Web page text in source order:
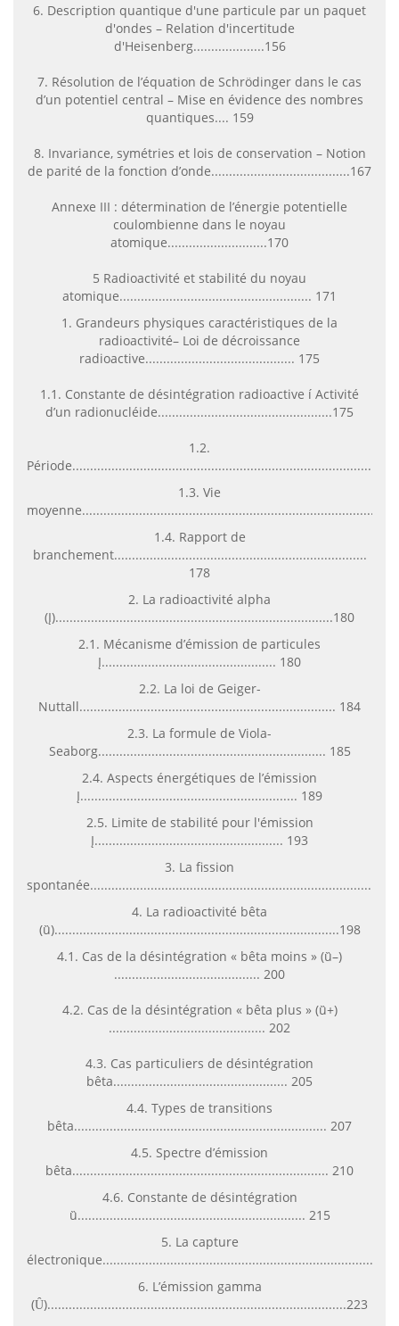
6. Description quantique d'une particule par un paquet
d'ondes – Relation d'incertitude
d'Heisenberg....................156
7. Résolution de l’équation de Schrödinger dans le cas
d’un potentiel central – Mise en évidence des nombres
quantiques.... 159
8. Invariance, symétries et lois de conservation – Notion
de parité de la fonction d’onde.......................................167
Annexe III : détermination de l’énergie potentielle
coulombienne dans le noyau
atomique............................170
5 Radioactivité et stabilité du noyau
atomique...................................................... 171
1. Grandeurs physiques caractéristiques de la
radioactivité– Loi de décroissance
radioactive.......................................... 175
1.1. Constante de désintégration radioactive í Activité
d’un radionucléide.................................................175
1.2.
1.3. Vie
1.4. Rapport de
branchement.......................................................................
178
2. La radioactivité alpha
(Į)..............................................................................180
2.1. Mécanisme d’émission de particules
Į................................................. 180
2.2. La loi de Geiger-
Nuttall........................................................................ 184
2.3. La formule de Viola-
Seaborg................................................................ 185
2.4. Aspects énergétiques de l’émission
Į............................................................. 189
2.5. Limite de stabilité pour l'émission
Į..................................................... 193
3. La fission
4. La radioactivité bêta
(ȕ)................................................................................198
4.1. Cas de la désintégration « bêta moins » (ȕ–)
......................................... 200
4.2. Cas de la désintégration « bêta plus » (ȕ+)
............................................ 202
4.3. Cas particuliers de désintégration
bêta................................................. 205
4.4. Types de transitions
bêta....................................................................... 207
4.5. Spectre d’émission
bêta........................................................................ 210
4.6. Constante de désintégration
ȕ................................................................ 215
5. La capture
6. L’émission gamma
(Ȗ)....................................................................................223